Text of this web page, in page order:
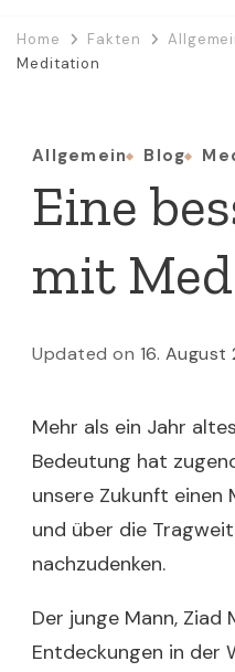
Home Fakten
Meditation
Allgemein Blog
Eine
mit
Updated on 16. August
Mehr als ein Jahr
Bedeutung hat
unsere Zukunft einen
und über die
nachzudenken.
Der junge Mann,
Entdeckungen in der